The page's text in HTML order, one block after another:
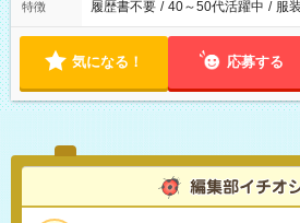
特徴 履歴書不要 / 40～50代活躍中 / 服
気になる！ 応募する